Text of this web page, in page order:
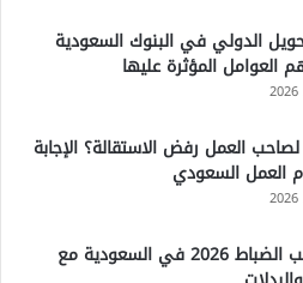
الدولي في البنوك السعودية
العمل رفض الاستقالة؟ الإجابة
العمل السعودي
سلم رواتب الضباط 2026 في السعودية مع